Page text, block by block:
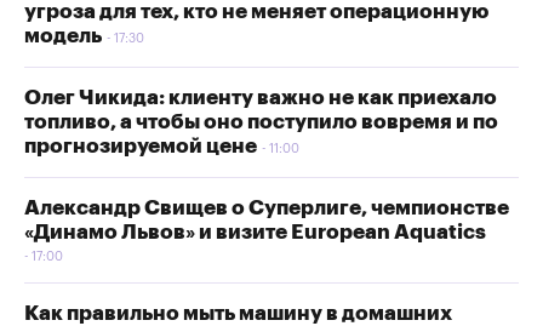
угроза для тех, кто не меняет операционную
модель
17:30
Олег Чикида: клиенту важно не как приехало
топливо, а чтобы оно поступило вовремя и по
прогнозируемой цене
11:00
Александр Свищев о Суперлиге, чемпионстве
«Динамо Львов» и визите European Aquatics
17:00
Как правильно мыть машину в домашних